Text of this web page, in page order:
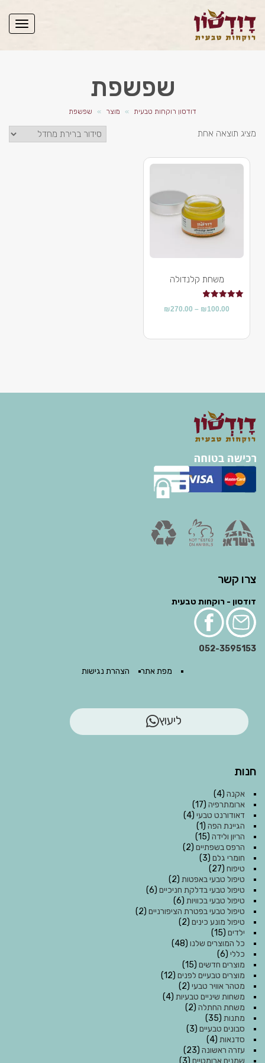
שפשפת
דודסון רוקחות טבעית » מוצר » שפשפת
מציג תוצאה אחת
משחת קלנדולה
דורג
5.00
₪100.00
–
₪270.00
צרו קשר
דודסון - רוקחות טבעית
052-3595153
מפת אתר הצהרת נגישות
ליעוץ
חנות
אקנה (4)
ארומתרפיה (17)
דאודורנט טבעי (4)
הגיינת הפה (1)
הריון ולידה (15)
הרפס בשפתיים (2)
חומרי גלם (3)
טיפוח (27)
טיפול טבעי באפטות (2)
טיפול טבעי בדלקת חניכיים (6)
טיפול טבעי בכוויות (6)
טיפול טבעי בפטרת הציפורניים (2)
טיפול מונע כינים (2)
ילדים (15)
כל המוצרים שלנו (48)
כללי (6)
מוצרים חדשים (15)
מוצרים טבעיים לפנים (12)
מטהר אוויר טבעי (2)
משחות שיניים טבעיות (4)
משחת החתלה (2)
מתנות (35)
סבונים טבעיים (3)
סדנאות (4)
עזרה ראשונה (23)
שמנים ארומטיים (3)